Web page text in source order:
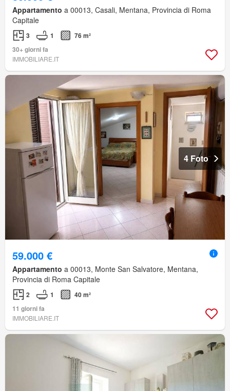
Appartamento a 00013, Casali, Mentana, Provincia di Roma
Capitale
3 1
76 m²
30+ giorni fa
IMMOBILIARE.IT
4 Foto
59.000 €
Appartamento a 00013, Monte San Salvatore, Mentana,
Provincia di Roma Capitale
2 1
40 m²
11 giorni fa
IMMOBILIARE.IT